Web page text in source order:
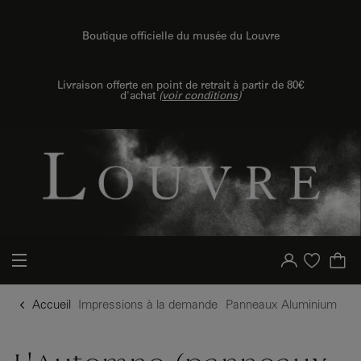
Boutique officielle du musée du Louvre
Livraison offerte en point de retrait à partir de 80€
d'achat (voir conditions)
Votre compte
Liste d'achat
Accueil Impressions à la demande Panneaux Aluminium
{{ new Intl.NumberFormat('fr').format(dimensions.legend.h) }} {{ dimensions.legend.unit }}